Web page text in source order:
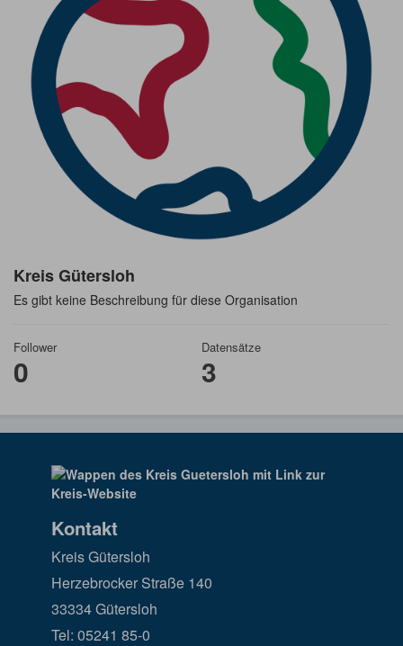
Kreis Gütersloh
Es gibt keine Beschreibung für diese Organisation
Follower
0
Datensätze
3
Kontakt
Kreis Gütersloh
Herzebrocker Straße 140
33334 Gütersloh
Tel: 05241 85-0